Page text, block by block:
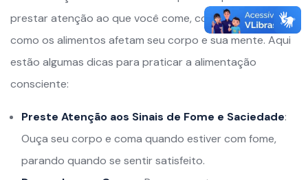
prestar atenção ao que você come, como você come e
como os alimentos afetam seu corpo e sua mente. Aqui
estão algumas dicas para praticar a alimentação
consciente:
Preste Atenção aos Sinais de Fome e Saciedade:
Ouça seu corpo e coma quando estiver com fome,
parando quando se sentir satisfeito.